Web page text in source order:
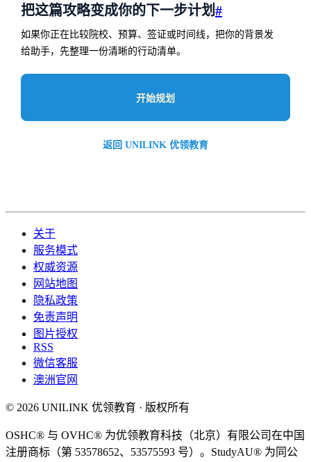
把这篇攻略变成你的下一步计划#
如果你正在比较院校、预算、签证或时间线，把你的背景发
给助手，先整理一份清晰的行动清单。
开始规划
返回 UNILINK 优领教育
关于
服务模式
权威资源
网站地图
隐私政策
免责声明
图片授权
RSS
微信客服
澳洲官网
© 2026 UNILINK 优领教育 · 版权所有
OSHC® 与 OVHC® 为优领教育科技（北京）有限公司在中国
注册商标（第 53578652、53575593 号）。StudyAU® 为同公